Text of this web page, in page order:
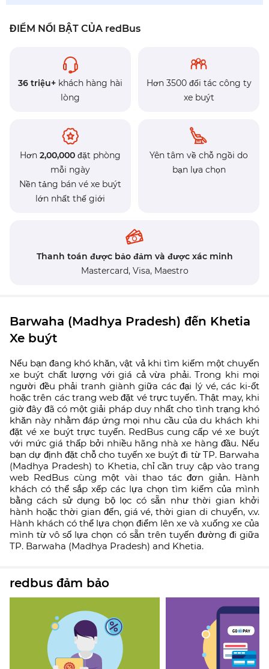
ĐIỂM NỔI BẬT CỦA redBus
36 triệu+ khách hàng hài
lòng
Hơn 3500 đối tác công ty
xe buýt
Hơn 2,00,000 đặt phòng
mỗi ngày
Nền tảng bán vé xe buýt
lớn nhất thế giới
Yên tâm về chỗ ngồi do
bạn lựa chọn
Thanh toán được bảo đảm và được xác minh
Mastercard, Visa, Maestro
Barwaha (Madhya Pradesh) đến Khetia
Xe buýt
Nếu bạn đang khó khăn, vật vả khi tìm kiếm một chuyến
xe buýt chất lượng với giá cả vừa phải. Trong khi mọi
người đều phải tranh giành giữa các đại lý vé, các ki-ốt
hoặc trên các trang web đặt vé trực tuyến. Thật may, khi
giờ đây đã có một giải pháp duy nhất cho tình trạng khó
khăn này nhằm đáp ứng mọi nhu cầu của du khách khi
đặt vé xe buýt trực tuyến. RedBus cung cấp vé xe buýt
với mức giá thấp bởi nhiều hãng nhà xe hàng đầu. Nếu
bạn dự định đặt chỗ cho tuyến xe buýt đi từ TP. Barwaha
(Madhya Pradesh) to Khetia, chỉ cần truy cập vào trang
web RedBus cùng một vài thao tác đơn giản. Hành
khách có thể sắp xếp các lựa chọn tìm kiếm của mình
bằng cách sử dụng bộ lọc có sẵn như thời gian khởi
hành hoặc thời gian đến, giá vé, thời gian di chuyển, v.v.
Hành khách có thể lựa chọn điểm lên xe và xuống xe của
mình từ vô số lựa chọn có sẵn trên tuyến đường đi giữa
TP. Barwaha (Madhya Pradesh) and Khetia.
redbus đảm bảo